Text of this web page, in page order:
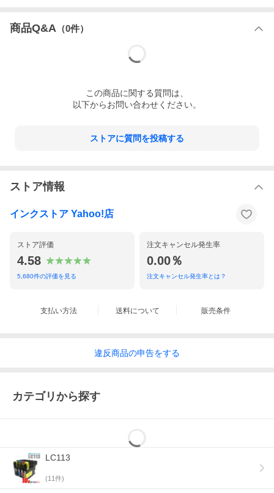
商品Q&A （0件）
この商品に関する質問は、
以下からお問い合わせください。
ストアに質問を投稿する
ストア情報
インクストア Yahoo!店
ストア評価
4.58
5,680件の評価を見る
注文キャンセル発生率
0.00％
注文キャンセル発生率とは？
支払い方法 送料について 販売条件
違反商品の申告をする
カテゴリから探す
LC113
(11件)